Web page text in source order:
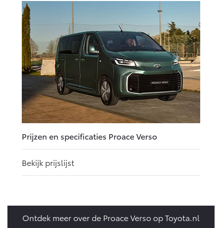
Prijzen en specificaties Proace Verso
Bekijk prijslijst
Ontdek meer over de Proace Verso op Toyota.nl